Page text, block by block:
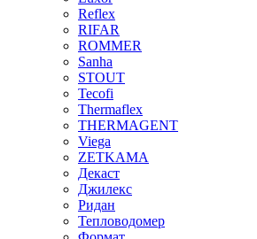
Reflex
RIFAR
ROMMER
Sanha
STOUT
Tecofi
Thermaflex
THERMAGENT
Viega
ZETKAMA
Декаст
Джилекс
Ридан
Тепловодомер